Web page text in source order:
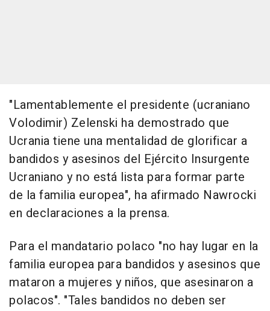
"Lamentablemente el presidente (ucraniano
Volodimir) Zelenski ha demostrado que
Ucrania tiene una mentalidad de glorificar a
bandidos y asesinos del Ejército Insurgente
Ucraniano y no está lista para formar parte
de la familia europea", ha afirmado Nawrocki
en declaraciones a la prensa.
Para el mandatario polaco "no hay lugar en la
familia europea para bandidos y asesinos que
mataron a mujeres y niños, que asesinaron a
polacos". "Tales bandidos no deben ser